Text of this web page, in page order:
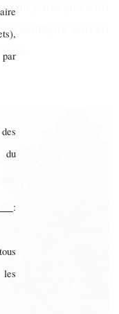
du
:
pu participer à un
scientifique tout en